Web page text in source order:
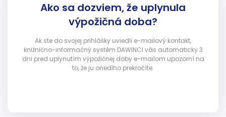
Ako sa dozviem, že uplynula
výpožičná doba?
Ak ste do svojej prihlášky uviedli e-mailový kontakt,
knižnično-informačný systém DAWINCI vás automaticky 3
dni pred uplynutím výpožičnej doby e-mailom upozorní na
to, že ju onedlho prekročíte.